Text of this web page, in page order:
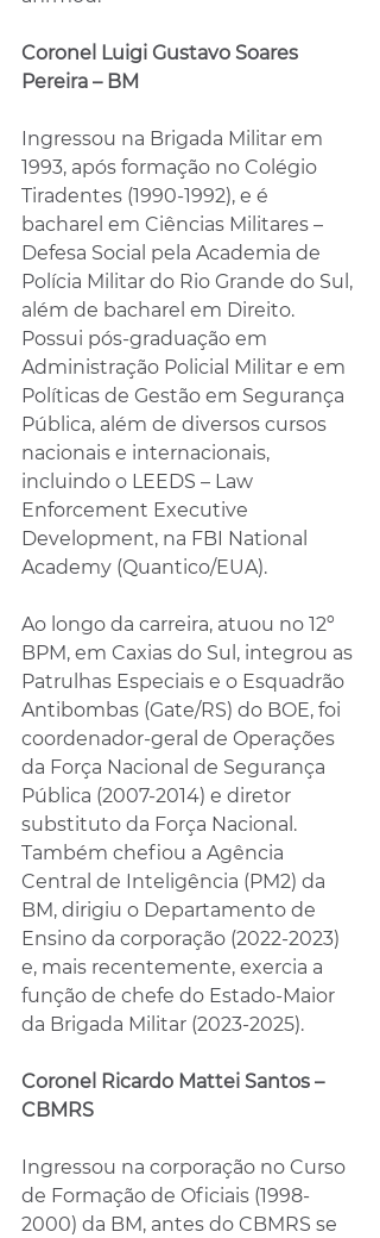
Coronel Luigi Gustavo Soares
Pereira – BM
Ingressou na Brigada Militar em
1993, após formação no Colégio
Tiradentes (1990-1992), e é
bacharel em Ciências Militares –
Defesa Social pela Academia de
Polícia Militar do Rio Grande do Sul,
além de bacharel em Direito.
Possui pós-graduação em
Administração Policial Militar e em
Políticas de Gestão em Segurança
Pública, além de diversos cursos
nacionais e internacionais,
incluindo o LEEDS – Law
Enforcement Executive
Development, na FBI National
Academy (Quantico/EUA).
Ao longo da carreira, atuou no 12º
BPM, em Caxias do Sul, integrou as
Patrulhas Especiais e o Esquadrão
Antibombas (Gate/RS) do BOE, foi
coordenador-geral de Operações
da Força Nacional de Segurança
Pública (2007-2014) e diretor
substituto da Força Nacional.
Também chefiou a Agência
Central de Inteligência (PM2) da
BM, dirigiu o Departamento de
Ensino da corporação (2022-2023)
e, mais recentemente, exercia a
função de chefe do Estado-Maior
da Brigada Militar (2023-2025).
Coronel Ricardo Mattei Santos –
CBMRS
Ingressou na corporação no Curso
de Formação de Oficiais (1998-
2000) da BM, antes do CBMRS se